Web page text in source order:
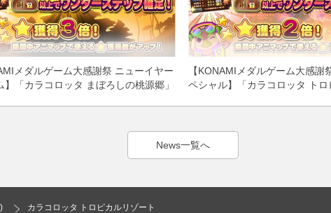
メダルゲーム大感謝祭 ニューイヤー
】「カラコロッタ まぼろしの桃源郷」
【KONAMIメダルゲーム大感謝
ペシャル】「カラコロッタ トロ
News一覧へ
カラコロッタ トロピカルリゾート